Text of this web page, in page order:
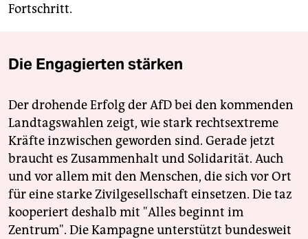
Fortschritt.
Die Engagierten stärken
Der drohende Erfolg der AfD bei den kommenden
Landtagswahlen zeigt, wie stark rechtsextreme
Kräfte inzwischen geworden sind. Gerade jetzt
braucht es Zusammenhalt und Solidarität. Auch
und vor allem mit den Menschen, die sich vor Ort
für eine starke Zivilgesellschaft einsetzen. Die taz
kooperiert deshalb mit "Alles beginnt im
Zentrum". Die Kampagne unterstützt bundesweit